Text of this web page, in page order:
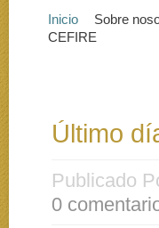
Inicio Sobre
CEFIRE
Último
Publicado
0